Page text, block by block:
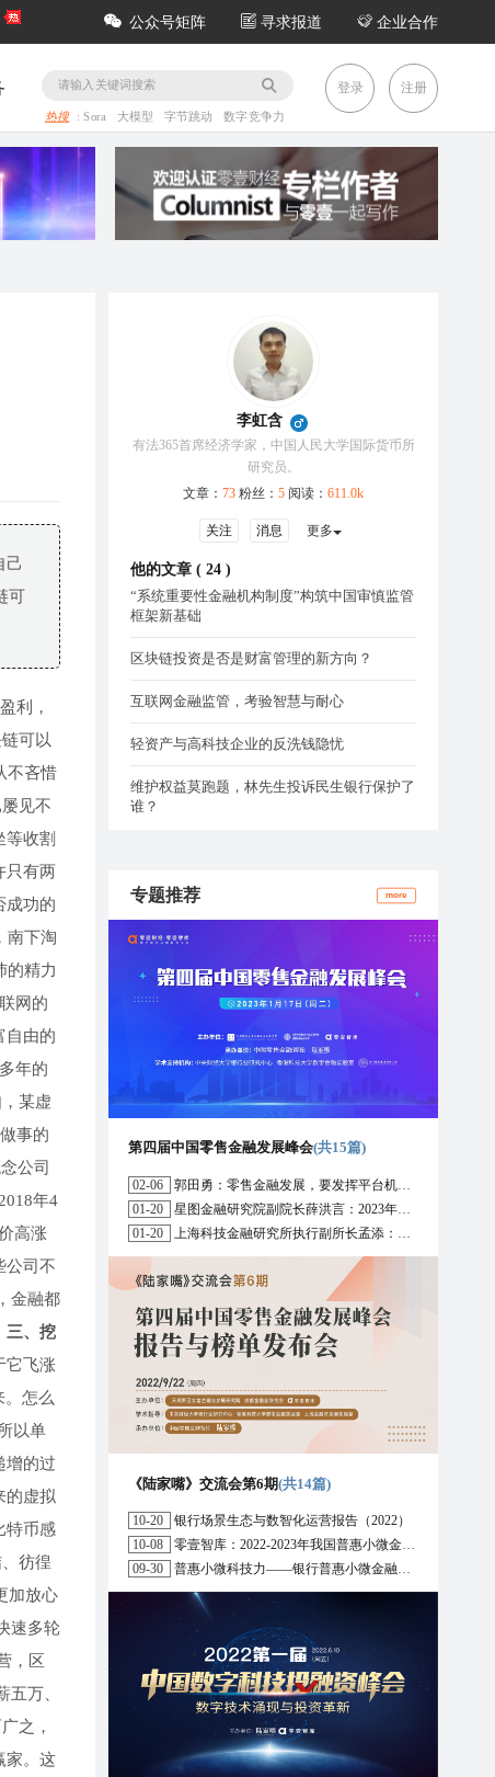
公众号矩阵 寻求报道 企业合作
热搜 :Sora 大模型 字节跳动 数字竞争力
登录 注册
己
可
利，
可以
不吝惜
见不
收割
只有两
成功的
南下淘
的精力
网的
自由的
年的
某虚
事的
公司
年4
高涨
公司不
金融都
三、挖
它飞涨
怎么
以单
增的过
的虚拟
特币感
彷徨
加放心
速多轮
，区
万、
之，
家。这
李虹含
有法365首席经济学家，中国人民大学国际货币所
研究员。
文章： 73 粉丝： 5 阅读： 611.0k
关注 消息 更多
他的文章 ( 24 )
“系统重要性金融机构制度”构筑中国审慎监管
框架新基础
区块链投资是否是财富管理的新方向？
互联网金融监管，考验智慧与耐心
轻资产与高科技企业的反洗钱隐忧
维护权益莫跑题，林先生投诉民生银行保护了
谁？
专题推荐 more
第四届中国零售金融发展峰会(共15篇)
02-06
郭田勇：零售金融发展，要发挥平台机构的作用
01-20
星图金融研究院副院长薛洪言：2023年消费信贷或迎来新起点
01-20
上海科技金融研究所执行副所长孟添：开放银行与嵌入式金融为数字普惠金融带来更大发展空间
《陆家嘴》交流会第6期(共14篇)
10-20
银行场景生态与数智化运营报告（2022）
10-08
零壹智库：2022-2023年我国普惠小微金融十大趋势展望
09-30
普惠小微科技力——银行普惠小微金融战略与科技解决方案研究报告（2022）